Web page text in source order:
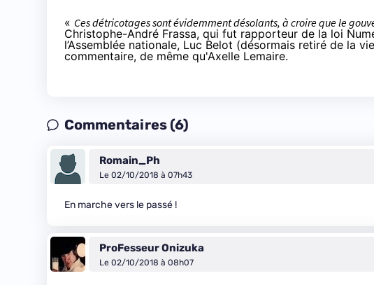
« Ces détricotages sont évidemment désolants, à croire que le
Christophe-André Frassa, qui fut rapporteur de la loi
l’Assemblée nationale, Luc Belot (désormais retiré de la
commentaire, de même qu'Axelle Lemaire.
Commentaires (6)
Romain_Ph
Le 02/10/2018 à 07h43
En marche vers le passé !
ProFesseur Onizuka
Le 02/10/2018 à 08h07